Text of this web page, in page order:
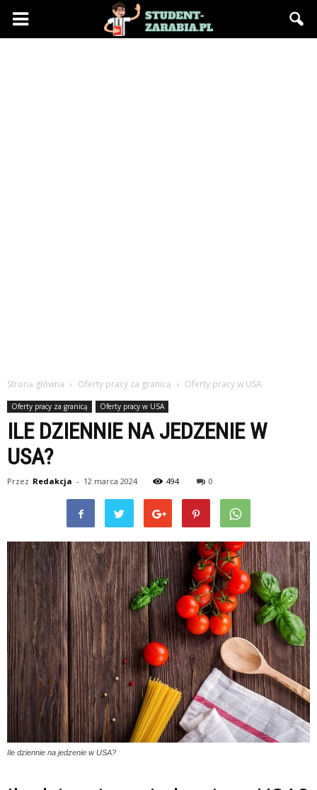
Blog
Strona główna Oferty pracy za granicą Oferty pracy w USA
Oferty pracy za granicą Oferty pracy w USA
ILE DZIENNIE NA JEDZENIE W
USA?
Przez Redakcja - 12 marca 2024 494 0
Ile dziennie na jedzenie w USA?